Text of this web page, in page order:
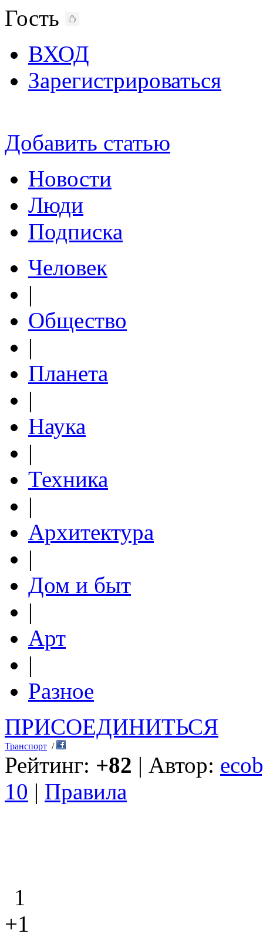
Гость
ВХОД
Зарегистрироваться
Добавить статью
Новости
Люди
Подписка
Человек
|
Общество
|
Планета
|
Наука
|
Техника
|
Архитектура
|
Дом и быт
|
Арт
|
Разное
ПРИСОЕДИНИТЬСЯ
Транспорт /
Рейтинг: +82 | Автор:
10 | Правила
1
+1